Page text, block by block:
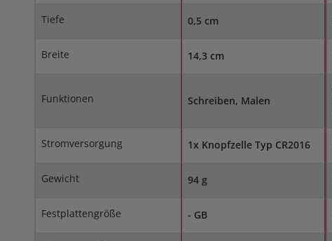
Tiefe 0,5 cm
Breite 14,3 cm
Funktionen Schreiben, Malen
Stromversorgung 1x Knopfzelle Typ CR2016
Gewicht 94 g
Festplattengröße - GB